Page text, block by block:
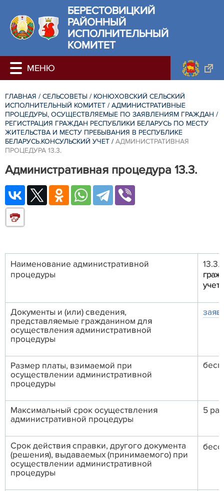
БЕРЕСТОВИЦКИЙ
РАЙОННЫЙ
ИСПОЛНИТЕЛЬНЫЙ
КОМИТЕТ
ГЛАВНАЯ / СЕЛЬСОВЕТЫ / КОНЮХОВСКИЙ СЕЛЬСКИЙ
ИСПОЛНИТЕЛЬНЫЙ КОМИТЕТ / АДМИНИСТРАТИВНЫЕ
ПРОЦЕДУРЫ, ОСУЩЕСТВЛЯЕМЫЕ ПО ЗАЯВЛЕНИЯМ ГРАЖДАН /
РЕГИСТРАЦИЯ ГРАЖДАН РЕСПУБЛИКИ БЕЛАРУСЬ ПО МЕСТУ
ЖИТЕЛЬСТВА И МЕСТУ ПРЕБЫВАНИЯ В РЕСПУБЛИКЕ
БЕЛАРУСЬ.КОНСУЛЬСКИЙ УЧЕТ / АДМИНИСТРАТИВНАЯ
ПРОЦЕДУРА 13.3.
Административная процедура 13.3.
Наименование административной
процедуры
граж
Документы и (или) сведения,
представляемые гражданином для
осуществления административной
процедуры
Размер платы, взимаемой при
осуществлении административной
процедуры
Максимальный срок осуществления
административной процедуры
5
Срок действия справки, другого документа
(решения), выдаваемых (принимаемого) при
осуществлении административной
процедуры